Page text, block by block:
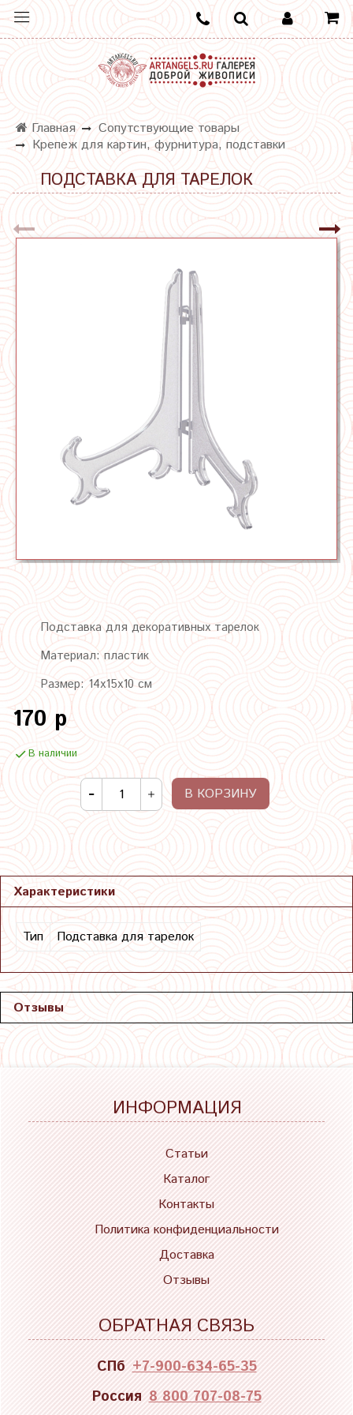
Главная
Сопутствующие товары
Крепеж для картин, фурнитура, подставки
ПОДСТАВКА ДЛЯ ТАРЕЛОК
Подставка для декоративных тарелок
Материал: пластик
Размер: 14х15х10 см
170 р
В наличии
В КОРЗИНУ
Характеристики
Тип Подставка для тарелок
Отзывы
ИНФОРМАЦИЯ
Статьи
Каталог
Контакты
Политика конфиденциальности
Доставка
Отзывы
ОБРАТНАЯ СВЯЗЬ
СПб +7-900-634-65-35
Россия 8 800 707-08-75